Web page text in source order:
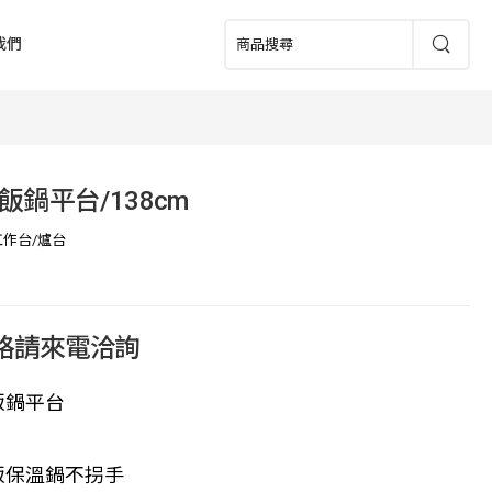
們
鍋平台/138cm
作台/爐台
請來電洽詢
平台
保溫鍋不拐手